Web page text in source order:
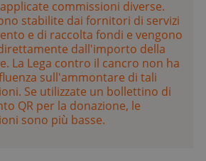
commissioni diverse.
stabilite dai fornitori di servizi
e di raccolta fondi e vengono
dall'importo della
La Lega contro il cancro non ha
sull'ammontare di tali
Se utilizzate un bollettino di
QR per la donazione, le
sono più basse.